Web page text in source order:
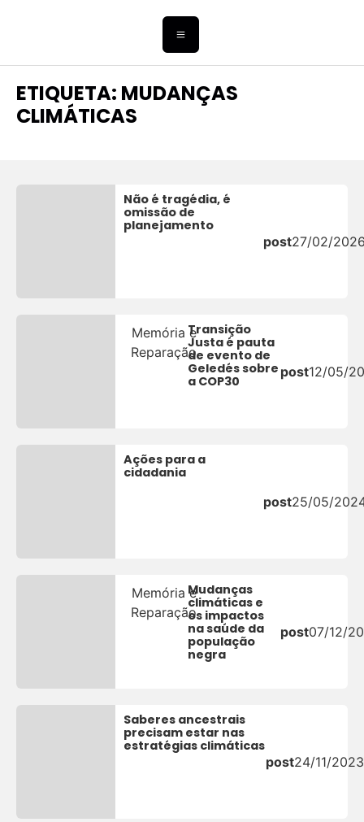
ETIQUETA: MUDANÇAS
CLIMÁTICAS
Não é tragédia, é
omissão de
planejamento
post27/02/
Memória e
Reparação
Transição
Justa é pauta
de evento de
Geledés sobre
a COP30
post12/05/
Ações para a
cidadania
post25/05/
Memória e
Reparação
Mudanças
climáticas e
os impactos
na saúde da
população
negra
post07/12/
Saberes ancestrais
precisam estar nas
estratégias climáticas
post24/11/2023